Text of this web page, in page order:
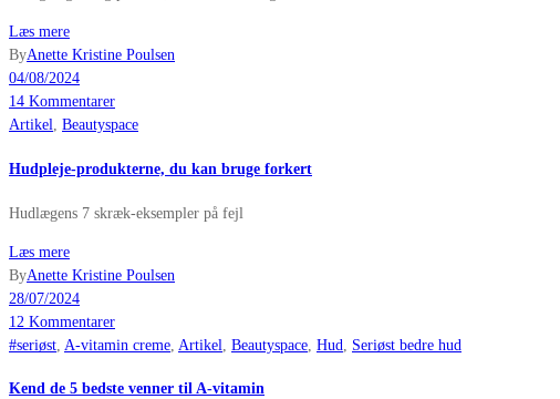
Læs mere
ByAnette Kristine Poulsen
04/08/2024
14 Kommentarer
Artikel, Beautyspace
Hudpleje-produkterne, du kan bruge forkert
Hudlægens 7 skræk-eksempler på fejl
Læs mere
ByAnette Kristine Poulsen
28/07/2024
12 Kommentarer
#seriøst A-vitamin creme Artikel Beautyspace Hud Seriøst bedre hud
Kend de 5 bedste venner til A-vitamin